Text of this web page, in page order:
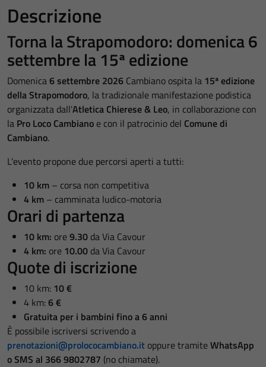
Descrizione
Torna la Strapomodoro: domenica 6
settembre la 15ª edizione
Domenica6 settembre 2026 Cambiano ospita la 15ª edizione
della Strapomodoro, la tradizionale manifestazione podistica
organizzata dall'Atletica Chierese & Leo, in collaborazione con
la Pro Loco Cambiano e con il patrocinio del Comune di
Cambiano.
L'evento propone due percorsi aperti a tutti:
10 km – corsa non competitiva
4 km – camminata ludico-motoria
Orari di partenza
10 km: ore9.30 da Via Cavour
4 km: ore 10.00 da Via Cavour
Quote di iscrizione
10 km: 10 €
4 km:6 €
Gratuita per i bambini fino a 6 anni
È possibile iscriversi scrivendo a
prenotazioni@prolococambiano.it oppure tramiteWhatsApp
o SMS al 366 9802787 (no chiamate).